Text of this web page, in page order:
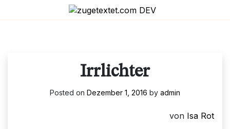
Irrlichter
Posted on Dezember 1, 2016 by admin
von Isa Rot